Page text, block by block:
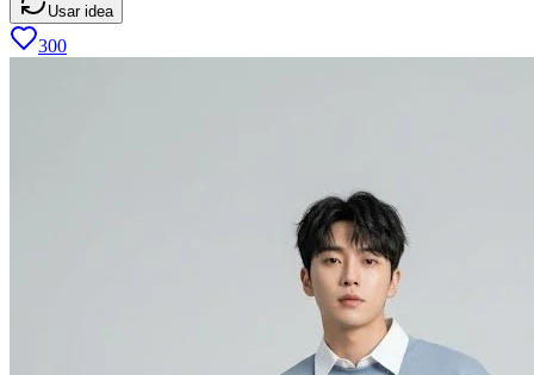
Usar idea
300